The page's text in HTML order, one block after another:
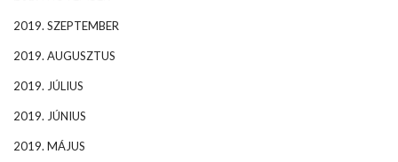
2019. SZEPTEMBER
2019. AUGUSZTUS
2019. JÚLIUS
2019. JÚNIUS
2019. MÁJUS